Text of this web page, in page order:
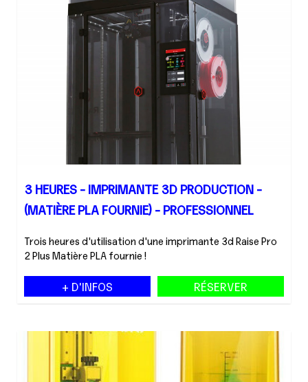
3 HEURES - IMPRIMANTE 3D PRODUCTION -
(MATIÈRE PLA FOURNIE) - PROFESSIONNEL
Trois heures d'utilisation d'une imprimante 3d Raise Pro
2 Plus Matière PLA fournie !
RÉSERVER
+ D'INFOS